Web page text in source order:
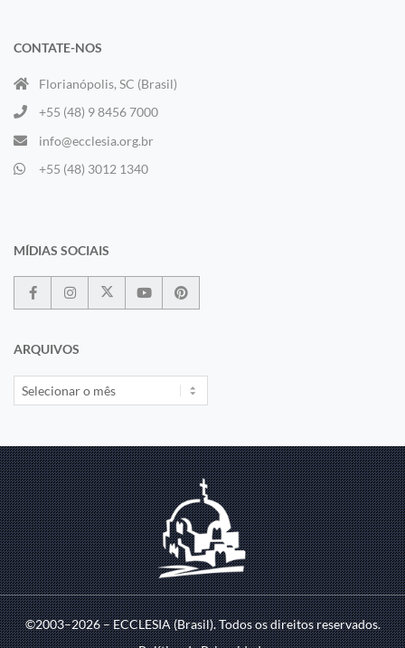
CONTATE-NOS
Florianópolis, SC (Brasil)
+55 (48) 9 8456 7000
info@ecclesia.org.br
+55 (48) 3012 1340
MÍDIAS SOCIAIS
ARQUIVOS
©2003–2026 – ECCLESIA (Brasil). Todos os direitos reservados.